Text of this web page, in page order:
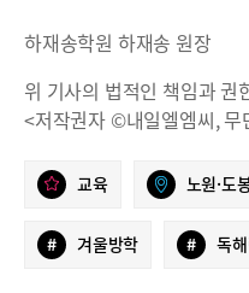
하재송학원 하재송 원장
위 기사의 법적인 책임과 권
<저작권자 ©내일엘엠씨, 무
교육 노원·도
# 겨울방학 # 독